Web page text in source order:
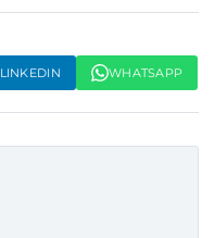
LINKEDIN WHATSAPP